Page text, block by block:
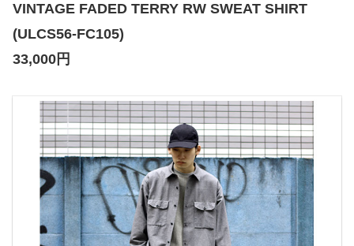
VINTAGE FADED TERRY RW SWEAT SHIRT
(ULCS56-FC105)
33,000円